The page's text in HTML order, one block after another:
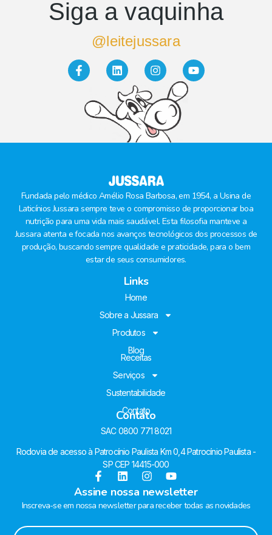
Siga a vaquinha
@leitejussara
Fundada pelo médico Amélio Rosa Barbosa, em 1954, a Usina de
Laticínios Jussara sempre teve o compromisso de proporcionar boa
nutrição para uma vida mais saudável. Esta filosofia manteve a
Jussara atenta e focada nos avanços tecnológicos dos processos de
produção, buscando sempre qualidade e praticidade, para o bem
estar de seus consumidores.
Links
Home
Sobre a Jussara
Produtos
Blog
Receitas
Serviços
Sustentabilidade
Contato
Contato
SAC 0800 771 8021
Rodovia de acesso à Patrocínio Paulista Km 0,4 Patrocínio Paulista -
SP CEP 14415-000
Assine nossa newsletter
Inscreva-se em nossa newsletter para receber todas as novidades